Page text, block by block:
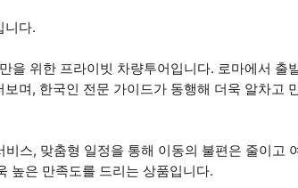
니다.
을 위한 프라이빗 차량투어입니다. 로마에서 출
며, 한국인 전문 가이드가 동행해 더욱 알차고
스, 맞춤형 일정을 통해 이동의 불편은 줄이고
높은 만족도를 드리는 상품입니다.